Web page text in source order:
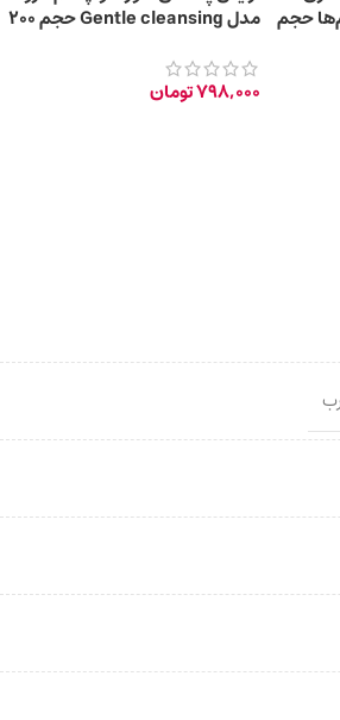
حجم مدل Gentle cleansing حجم 200
798,000تومان